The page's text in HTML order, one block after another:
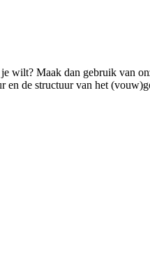
wilt? Maak dan gebruik van
de structuur van het